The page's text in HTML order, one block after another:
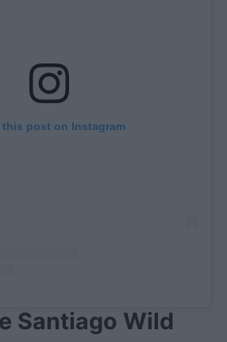
this post on Instagram
Santiago Wild